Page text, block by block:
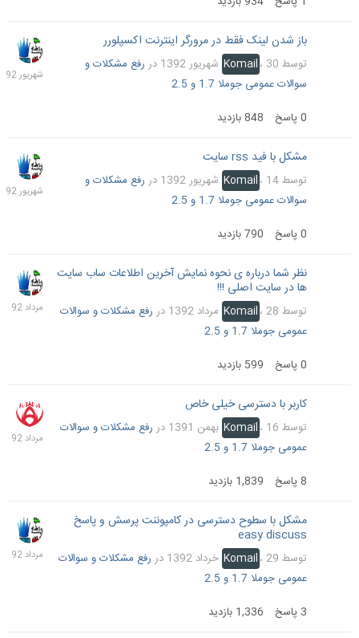
باز شدن لینک فقط در مرورگر اینترنت اکسپلورر
توسط Komail ،30 شهریور 1392 دررفع مشکلات و
سوالات عمومی جوملا 1.7 و 2.5
پاسخ 848 بازدید
30
مشکل با فید rss سایت
توسط Komail ،14 شهریور 1392 دررفع مشکلات و
سوالات عمومی جوملا 1.7 و 2.5
پاسخ 790 بازدید
14
نظر شما درباره ی نحوه نمایش آخرین اطلاعات ساب سایت
ها در سایت اصلی !!!
توسط Komail ،28 مرداد 1392 دررفع مشکلات و سوالات
عمومی جوملا 1.7 و 2.5
پاسخ 599 بازدید
28
مرداد
کاربر با دسترسی خیلی خاص
توسط Komail ،16 بهمن 1391 دررفع مشکلات و سوالات
عمومی جوملا 1.7 و 2.5
پاسخ 1,839 بازدید
1
مرداد
مشکل با سطوح دسترسی در کامپوننت پرسش و پاسخ
easy discuss
توسط Komail ،29 خرداد 1392 دررفع مشکلات و سوالات
عمومی جوملا 1.7 و 2.5
پاسخ 1,336 بازدید
1
مرداد